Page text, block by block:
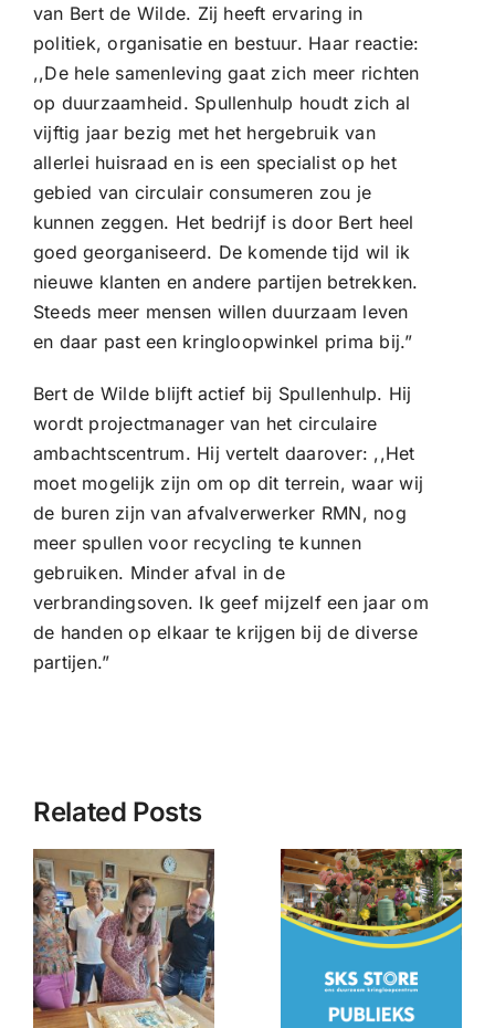
van Bert de Wilde. Zij heeft ervaring in
politiek, organisatie en bestuur. Haar reactie:
,,De hele samenleving gaat zich meer richten
op duurzaamheid. Spullenhulp houdt zich al
vijftig jaar bezig met het hergebruik van
allerlei huisraad en is een specialist op het
gebied van circulair consumeren zou je
kunnen zeggen. Het bedrijf is door Bert heel
goed georganiseerd. De komende tijd wil ik
nieuwe klanten en andere partijen betrekken.
Steeds meer mensen willen duurzaam leven
en daar past een kringloopwinkel prima bij.”
Bert de Wilde blijft actief bij Spullenhulp. Hij
wordt projectmanager van het circulaire
ambachtscentrum. Hij vertelt daarover: ,,Het
moet mogelijk zijn om op dit terrein, waar wij
de buren zijn van afvalverwerker RMN, nog
meer spullen voor recycling te kunnen
gebruiken. Minder afval in de
verbrandingsoven. Ik geef mijzelf een jaar om
de handen op elkaar te krijgen bij de diverse
partijen.”
Related Posts